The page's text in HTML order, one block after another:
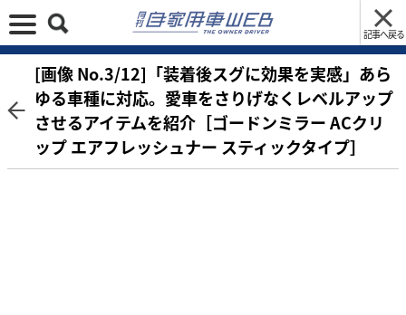
記事へ戻る
[画像 No.3/12]「装着後スグに効果を実感」あら
ゆる車種に対応。愛車をさりげなくレベルアップ
させるアイテムを紹介［ゴードンミラー ACクリ
ップ エアフレッシュナー スティックタイプ］